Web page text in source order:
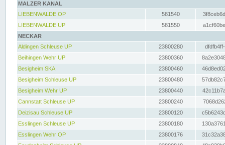
MALZER KANAL
LIEBENWALDE OP
581540
LIEBENWALDE UP
581550
NECKAR
Aldingen Schleuse UP
23800280
Beihingen Wehr UP
23800360
Besigheim SKA
23800460
Besigheim Schleuse UP
23800480
Besigheim Wehr UP
23800440
Cannstatt Schleuse UP
23800240
Deizisau Schleuse UP
23800120
Esslingen Schleuse UP
23800180
Esslingen Wehr OP
23800176